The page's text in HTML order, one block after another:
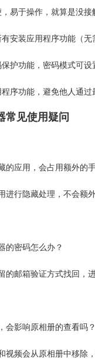
易于操作，就算是没
安装应用程序功能（
护功能，密码模式可
序功能，避免他人通过
常见使用疑问
的应用，会占用额外的
进行隐藏处理，不会额
的密码怎么办？
的邮箱验证方式找回，
会影响原相册的查看吗？
视频会从原相册中移除